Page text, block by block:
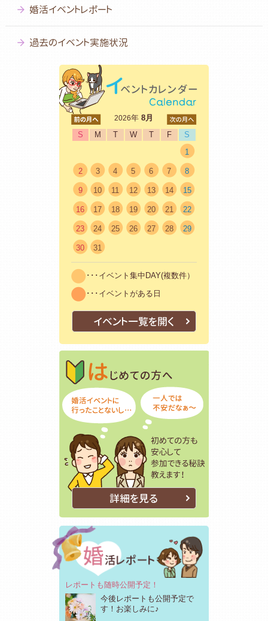
婚活イベントレポート
過去のイベント実施状況
2026年8月
S
M T W T F
S
1
2 3 4 5 6 7 8
9 10 11 12 13 14 15
16 17 18 19 20 21 22
23 24 25 26 27 28 29
30 31
･･･イベント集中DAY(複数件）
･･･イベントがある日
イベント一覧を開く
はじめての方
詳細を見る
レポートも随時公開予定！
今後レポートも公開予定で
す！お楽しみに♪